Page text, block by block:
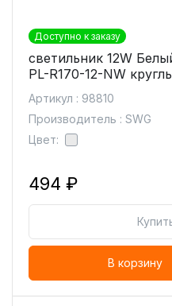
Доступно к заказу
светильник 12W
PL-R170-12-NW
Артикул : 98810
Производитель : SWG
Цвет:
494 ₽
В корзину